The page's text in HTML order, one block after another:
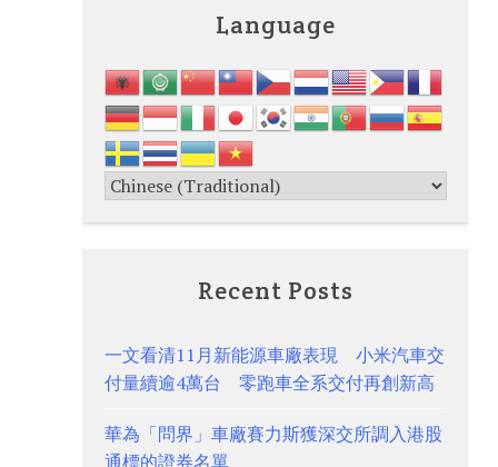
Language
Recent Posts
一文看清11月新能源車廠表現 小米汽車交
付量續逾4萬台 零跑車全系交付再創新高
華為「問界」車廠賽力斯獲深交所調入港股
通標的證券名單